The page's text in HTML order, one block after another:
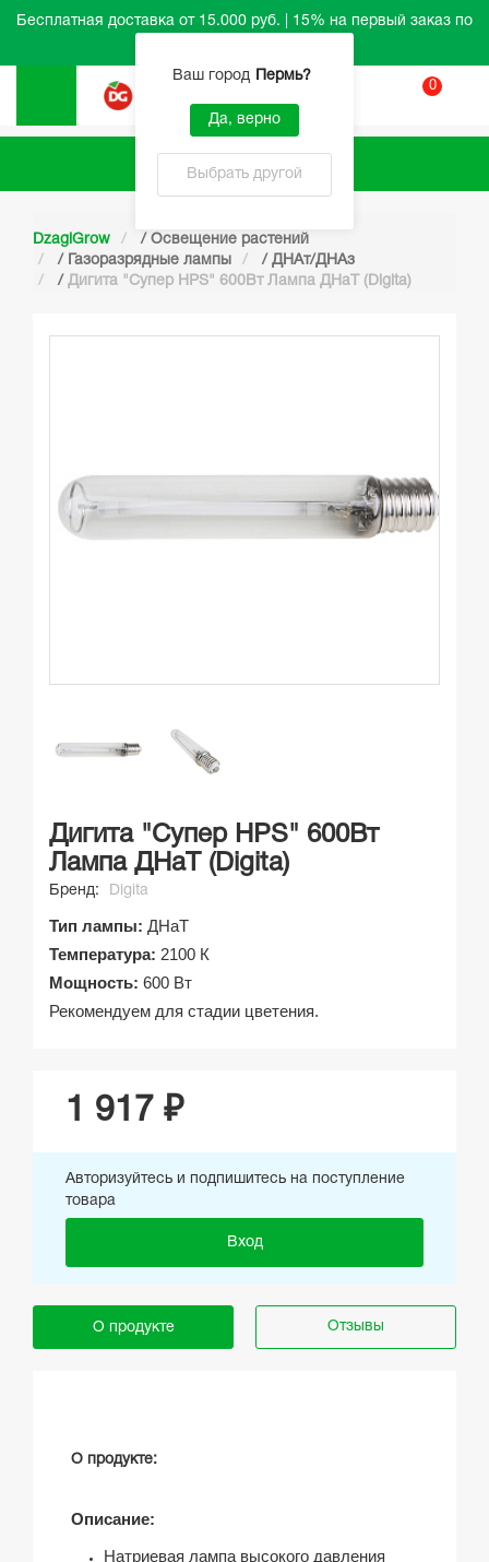
Бесплатная доставка от 15.000 руб. | 15% на первый заказ по
Ваш город Пермь?
Да, верно
Выбрать другой
0
Каталог
DzagiGrow / Освещение растений
/
Газоразрядные лампы / ДНАт/ДНАз
/ Дигита "Супер HPS" 600Вт Лампа ДНаТ (Digita)
Дигита "Супер HPS" 600Вт
Лампа ДНаТ (Digita)
Бренд: Digita
Тип лампы: ДНаТ
Температура: 2100 К
Мощность: 600 Вт
Рекомендуем для стадии цветения.
1 917 ₽
Авторизуйтесь и подпишитесь на поступление
товара
Вход
О продукте Отзывы
О продукте:
Описание:
Натриевая лампа высокого давления